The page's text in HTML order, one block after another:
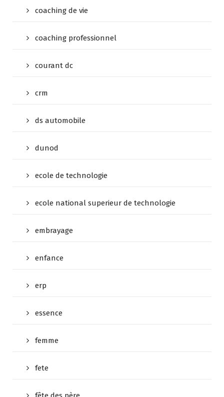
coaching de vie
coaching professionnel
courant dc
crm
ds automobile
dunod
ecole de technologie
ecole national superieur de technologie
embrayage
enfance
erp
essence
femme
fete